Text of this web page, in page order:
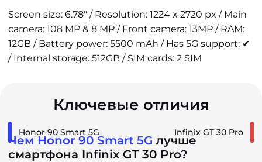
Screen size: 6.78" / Resolution: 1224 x 2720 px / Main
camera: 108 MP & 8 MP / Front camera: 13MP / RAM:
12GB / Battery power: 5500 mAh / Has 5G support: ✔
/ Internal storage: 512GB / SIM cards: 2 SIM
Ключевые отличия
Honor 90 Smart 5G Infinix GT 30 Pro
Чем Honor 90 Smart 5G лучше
смартфона Infinix GT 30 Pro?